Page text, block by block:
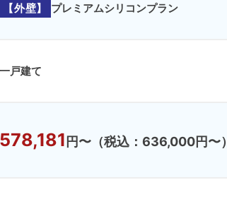
【外壁】 プレミアムシリコンプラン
一戸建て
578,181 円〜 （税込：636,000円〜）